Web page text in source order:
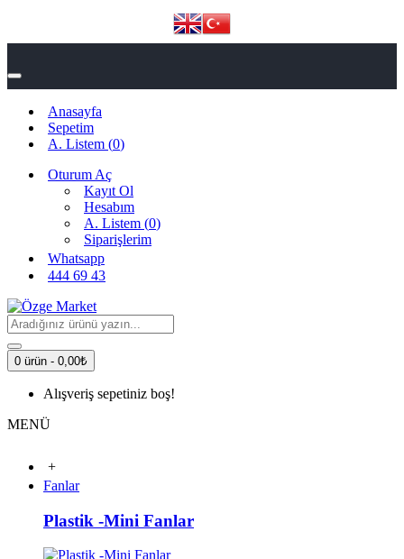
Anasayfa
Sepetim
A. Listem (0)
Oturum Aç
Kayıt Ol
Hesabım
A. Listem (0)
Siparişlerim
Whatsapp
444 69 43
0 ürün - 0,00₺
Alışveriş sepetiniz boş!
MENÜ
+
Fanlar
Plastik -Mini Fanlar